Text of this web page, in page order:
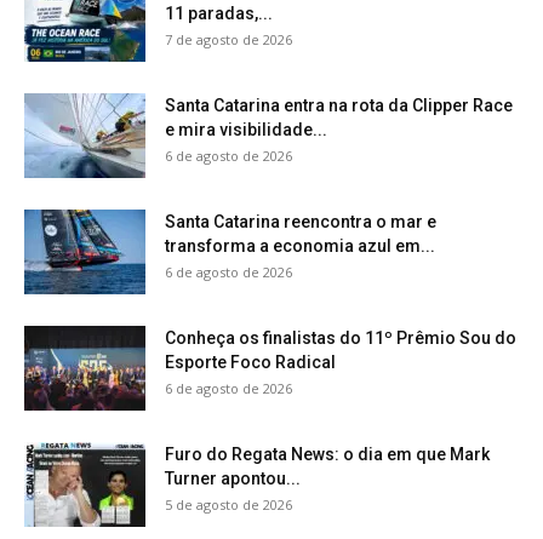
11 paradas,...
7 de agosto de 2026
Santa Catarina entra na rota da Clipper Race
e mira visibilidade...
6 de agosto de 2026
Santa Catarina reencontra o mar e
transforma a economia azul em...
6 de agosto de 2026
Conheça os finalistas do 11º Prêmio Sou do
Esporte Foco Radical
6 de agosto de 2026
Furo do Regata News: o dia em que Mark
Turner apontou...
5 de agosto de 2026